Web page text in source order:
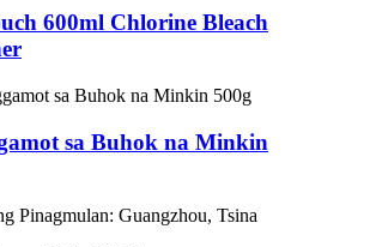
600ml Chlorine Bleach
sa Buhok na Minkin
Pinagmulan: Guangzhou, Tsina